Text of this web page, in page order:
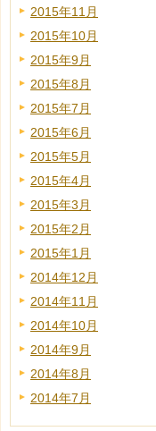
2015年11月
2015年10月
2015年9月
2015年8月
2015年7月
2015年6月
2015年5月
2015年4月
2015年3月
2015年2月
2015年1月
2014年12月
2014年11月
2014年10月
2014年9月
2014年8月
2014年7月